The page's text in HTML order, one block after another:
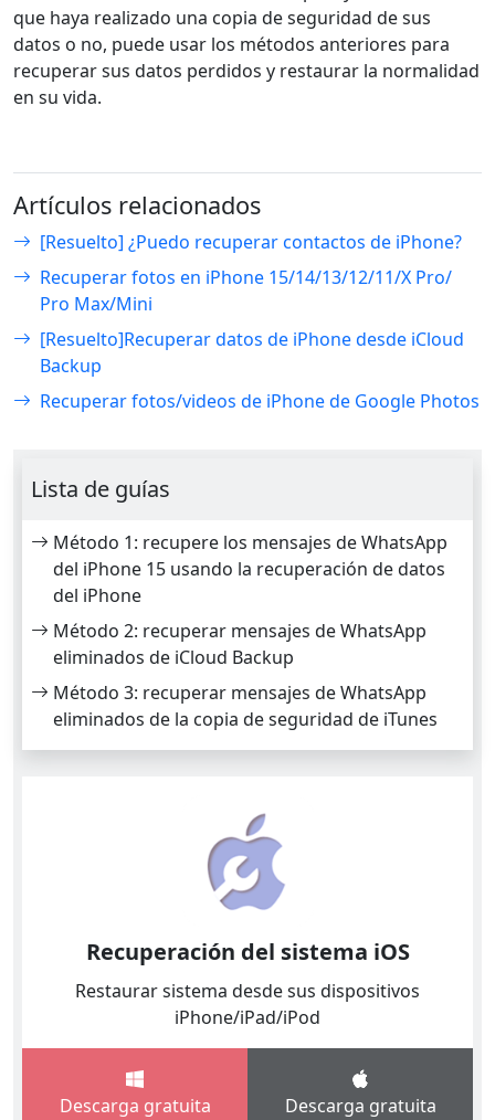
Lista de guías
Método 1: recupere los mensajes de WhatsApp
del iPhone 15 usando la recuperación de datos
del iPhone
Método 2: recuperar mensajes de WhatsApp
eliminados de iCloud Backup
Método 3: recuperar mensajes de WhatsApp
eliminados de la copia de seguridad de iTunes
Recuperación del sistema iOS
Restaurar sistema desde sus dispositivos
iPhone/iPad/iPod
Descarga gratuita Descarga gratuita
que haya realizado una copia de seguridad de sus
datos o no, puede usar los métodos anteriores para
recuperar sus datos perdidos y restaurar la normalidad
en su vida.
Artículos relacionados
[Resuelto] ¿Puedo recuperar contactos de iPhone?
Recuperar fotos en iPhone 15/14/13/12/11/X Pro/
Pro Max/Mini
[Resuelto]Recuperar datos de iPhone desde iCloud
Backup
Recuperar fotos/videos de iPhone de Google Photos